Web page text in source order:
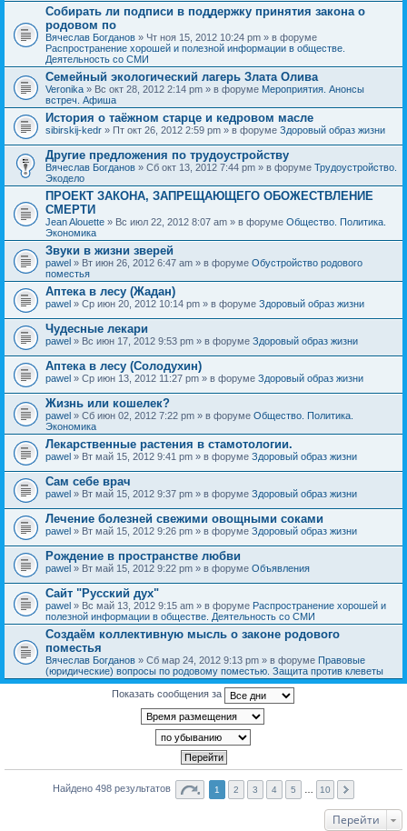
Собирать ли подписи в поддержку принятия закона о
родовом по
Вячеслав Богданов » Чт ноя 15, 2012 10:24 pm » в форуме
Распространение хорошей и полезной информации в обществе.
Деятельность со СМИ
Семейный экологический лагерь Злата Олива
Veronika » Вс окт 28, 2012 2:14 pm » в форуме Мероприятия. Анонсы
встреч. Афиша
История о таёжном старце и кедровом масле
sibirskij-kedr » Пт окт 26, 2012 2:59 pm » в форуме Здоровый образ жизни
Другие предложения по трудоустройству
Вячеслав Богданов » Сб окт 13, 2012 7:44 pm » в форуме Трудоустройство.
Экодело
ПРОЕКТ ЗАКОНА, ЗАПРЕЩАЮЩЕГО ОБОЖЕСТВЛЕНИЕ
СМЕРТИ
Jean Alouette » Вс июл 22, 2012 8:07 am » в форуме Общество. Политика.
Экономика
Звуки в жизни зверей
pawel » Вт июн 26, 2012 6:47 am » в форуме Обустройство родового
поместья
Аптека в лесу (Жадан)
pawel » Ср июн 20, 2012 10:14 pm » в форуме Здоровый образ жизни
Чудесные лекари
pawel » Вс июн 17, 2012 9:53 pm » в форуме Здоровый образ жизни
Аптека в лесу (Солодухин)
pawel » Ср июн 13, 2012 11:27 pm » в форуме Здоровый образ жизни
Жизнь или кошелек?
pawel » Сб июн 02, 2012 7:22 pm » в форуме Общество. Политика.
Экономика
Лекарственные растения в стамотологии.
pawel » Вт май 15, 2012 9:41 pm » в форуме Здоровый образ жизни
Сам себе врач
pawel » Вт май 15, 2012 9:37 pm » в форуме Здоровый образ жизни
Лечение болезней свежими овощными соками
pawel » Вт май 15, 2012 9:26 pm » в форуме Здоровый образ жизни
Рождение в пространстве любви
pawel » Вт май 15, 2012 9:22 pm » в форуме Объявления
Сайт "Русский дух"
pawel » Вс май 13, 2012 9:15 am » в форуме Распространение хорошей и
полезной информации в обществе. Деятельность со СМИ
Создаём коллективную мысль о законе родового
поместья
Вячеслав Богданов » Сб мар 24, 2012 9:13 pm » в форуме Правовые
(юридические) вопросы по родовому поместью. Защита против клеветы
Показать сообщения за
Найдено 498 результатов 1 2 3 4 5 10
Перейти